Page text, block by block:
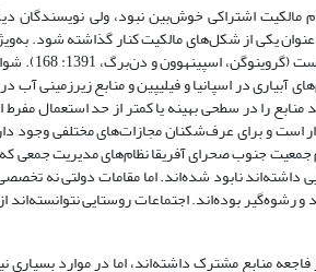
مالکیت اشتراکی خوش‌بین نبود، ولی
یکی از شکل‌های مالکیت کنار گذاشته شود.
به‌شکلی
در اسپانیا و فیلیپین و منابع زیرزمینی
منابع را در سطحی بهینه یا کمتر از حد استعمال
است و برای عرف‌شکنان مجازات‌های مختلفی وجود
1389: 64). در مناطق کم جمعیت جنوب صحرای آفریقا
نابود شده‌اند. اما مقامات دولتی نه
رشوه‌گیر بوده‌اند. اجتماعات روستایی
منابع مشترک داشته‌اند، اما در موارد